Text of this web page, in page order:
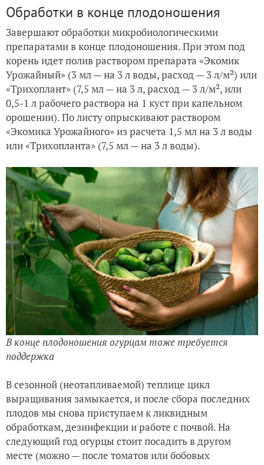
Обработки в конце плодоношения
Завершают обработки микробиологическими
препаратами в конце плодоношения. При этом под
корень идет полив раствором препарата «Экомик
Урожайный» (3 мл — на 3 л воды, расход — 3 л/м²) или
«Трихоплант» (7,5 мл — на 3 л, расход — 3 л/м², или
0,5-1 л рабочего раствора на 1 куст при капельном
орошении). По листу опрыскивают раствором
«Экомика Урожайного» из расчета 1,5 мл на 3 л воды
или «Трихопланта» (7,5 мл — на 3 л воды).
В конце плодоношения огурцам тоже требуется
поддержка
В сезонной (неотапливаемой) теплице цикл
выращивания замыкается, и после сбора последних
плодов мы снова приступаем к ликвидным
обработкам, дезинфекции и работе с почвой. На
следующий год огурцы стоит посадить в другом
месте (можно — после томатов или бобовых